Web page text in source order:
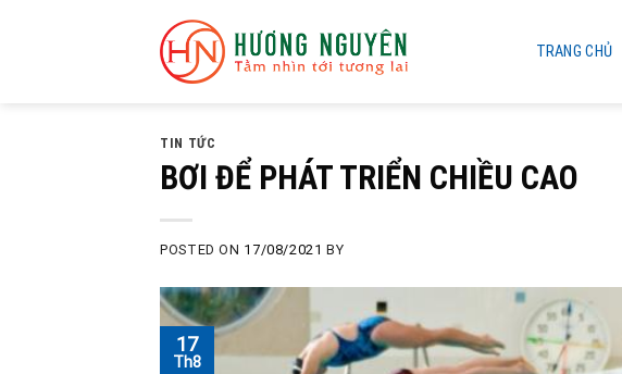
TRANG CHỦ
TIN TỨC
BƠI ĐỂ PHÁT TRIỂN CHIỀU CAO
POSTED ON 17/08/2021 BY
17
Th8